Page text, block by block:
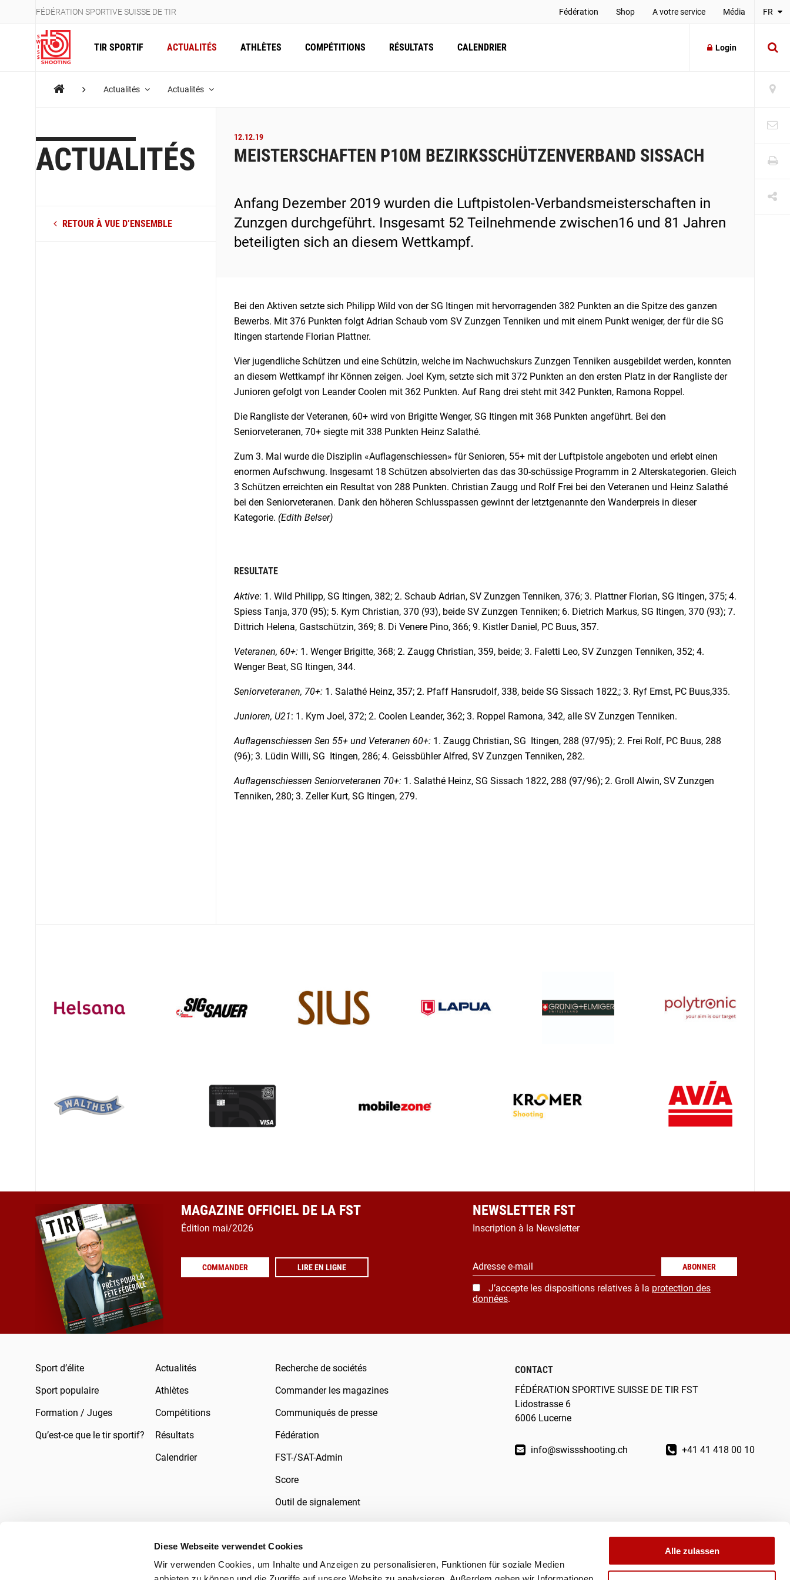
Diese Webseite verwendet Cookies
Wir verwenden Cookies, um Inhalte und Anzeigen zu personalisieren, Funktionen für soziale Medien
Alle zulassen
FÉDÉRATION SPORTIVE SUISSE DE TIR Fédération Shop A votre service Média FR
TIR SPORTIF ACTUALITÉS ATHLÈTES COMPÉTITIONS RÉSULTATS CALENDRIER Login
Actualités Actualités
ACTUALITÉS
RETOUR À VUE D’ENSEMBLE
12.12.19
MEISTERSCHAFTEN P10M BEZIRKSSCHÜTZENVERBAND SISSACH
Anfang Dezember 2019 wurden die Luftpistolen-Verbandsmeisterschaften in
Zunzgen durchgeführt. Insgesamt 52 Teilnehmende zwischen16 und 81 Jahren
beteiligten sich an diesem Wettkampf.
Bei den Aktiven setzte sich Philipp Wild von der SG Itingen mit hervorragenden 382 Punkten an die Spitze des ganzen
Bewerbs. Mit 376 Punkten folgt Adrian Schaub vom SV Zunzgen Tenniken und mit einem Punkt weniger, der für die SG
Itingen startende Florian Plattner.
Vier jugendliche Schützen und eine Schützin, welche im Nachwuchskurs Zunzgen Tenniken ausgebildet werden, konnten
an diesem Wettkampf ihr Können zeigen. Joel Kym, setzte sich mit 372 Punkten an den ersten Platz in der Rangliste der
Junioren gefolgt von Leander Coolen mit 362 Punkten. Auf Rang drei steht mit 342 Punkten, Ramona Roppel.
Die Rangliste der Veteranen, 60+ wird von Brigitte Wenger, SG Itingen mit 368 Punkten angeführt. Bei den
Seniorveteranen, 70+ siegte mit 338 Punkten Heinz Salathé.
Zum 3. Mal wurde die Disziplin «Auflagenschiessen» für Senioren, 55+ mit der Luftpistole angeboten und erlebt einen
enormen Aufschwung. Insgesamt 18 Schützen absolvierten das das 30-schüssige Programm in 2 Alterskategorien. Gleich
3 Schützen erreichten ein Resultat von 288 Punkten. Christian Zaugg und Rolf Frei bei den Veteranen und Heinz Salathé
bei den Seniorveteranen. Dank den höheren Schlusspassen gewinnt der letztgenannte den Wanderpreis in dieser
Kategorie. (Edith Belser)
RESULTATE
Aktive: 1. Wild Philipp, SG Itingen, 382; 2. Schaub Adrian, SV Zunzgen Tenniken, 376; 3. Plattner Florian, SG Itingen, 375; 4.
Spiess Tanja, 370 (95); 5. Kym Christian, 370 (93), beide SV Zunzgen Tenniken; 6. Dietrich Markus, SG Itingen, 370 (93); 7.
Dittrich Helena, Gastschützin, 369; 8. Di Venere Pino, 366; 9. Kistler Daniel, PC Buus, 357.
Veteranen, 60+:1. Wenger Brigitte, 368; 2. Zaugg Christian, 359, beide; 3. Faletti Leo, SV Zunzgen Tenniken, 352; 4.
Wenger Beat, SG Itingen, 344.
Seniorveteranen, 70+:1. Salathé Heinz, 357; 2. Pfaff Hansrudolf, 338, beide SG Sissach 1822,; 3. Ryf Ernst, PC Buus,335.
Junioren, U21: 1. Kym Joel, 372; 2. Coolen Leander, 362; 3. Roppel Ramona, 342, alle SV Zunzgen Tenniken.
Auflagenschiessen Sen 55+ und Veteranen 60+:1. Zaugg Christian, SG Itingen, 288 (97/95); 2. Frei Rolf, PC Buus, 288
(96); 3. Lüdin Willi, SG Itingen, 286; 4. Geissbühler Alfred, SV Zunzgen Tenniken, 282.
Auflagenschiessen Seniorveteranen 70+:1. Salathé Heinz, SG Sissach 1822, 288 (97/96); 2. Groll Alwin, SV Zunzgen
Tenniken, 280; 3. Zeller Kurt, SG Itingen, 279.
MAGAZINE OFFICIEL DE LA FST
Édition mai/2026
COMMANDER LIRE EN LIGNE
NEWSLETTER FST
Inscription à la Newsletter
Adresse e-mail ABONNER
J’accepte les dispositions relatives à la protection des
données.
Sport d’élite
Sport populaire
Formation / Juges
Qu’est-ce que le tir sportif?
Actualités
Athlètes
Compétitions
Résultats
Calendrier
Recherche de sociétés
Commander les magazines
Communiqués de presse
Fédération
FST-/SAT-Admin
Score
Outil de signalement
CONTACT
FÉDÉRATION SPORTIVE SUISSE DE TIR FST
Lidostrasse 6
6006 Lucerne
info@swissshooting.ch +41 41 418 00 10
Protection des données